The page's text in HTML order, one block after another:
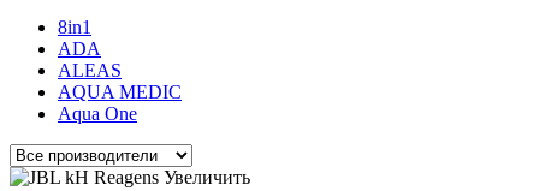
8in1
ADA
ALEAS
AQUA MEDIC
Aqua One
Увеличить